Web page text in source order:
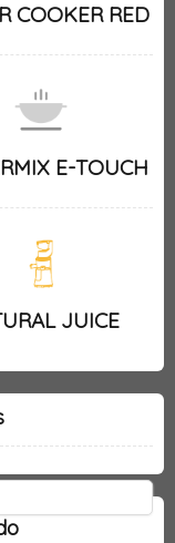
COOKER RED
E-TOUCH
JUICE